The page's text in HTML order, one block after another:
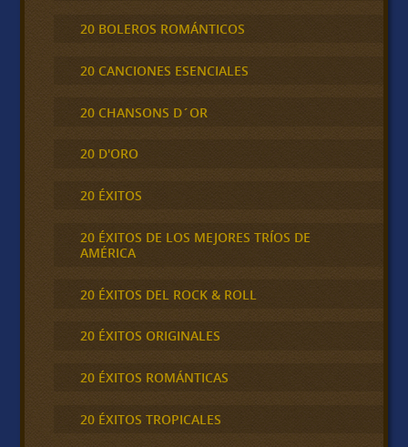
20 BOLEROS ROMÁNTICOS
20 CANCIONES ESENCIALES
20 CHANSONS D´OR
20 D'ORO
20 ÉXITOS
20 ÉXITOS DE LOS MEJORES TRÍOS DE
AMÉRICA
20 ÉXITOS DEL ROCK & ROLL
20 ÉXITOS ORIGINALES
20 ÉXITOS ROMÁNTICAS
20 ÉXITOS TROPICALES